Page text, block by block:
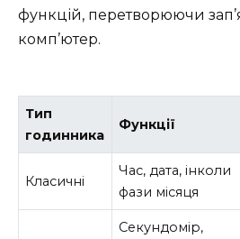
функцій, перетворюючи
комп’ютер.
Тип
годинника
Функції
Класичні
Час, дата, інколи
фази місяця
Секундомір,